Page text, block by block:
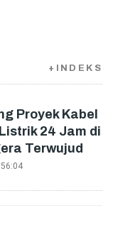
+INDEKS
Proyek Kabel
24 Jam di
Terwujud